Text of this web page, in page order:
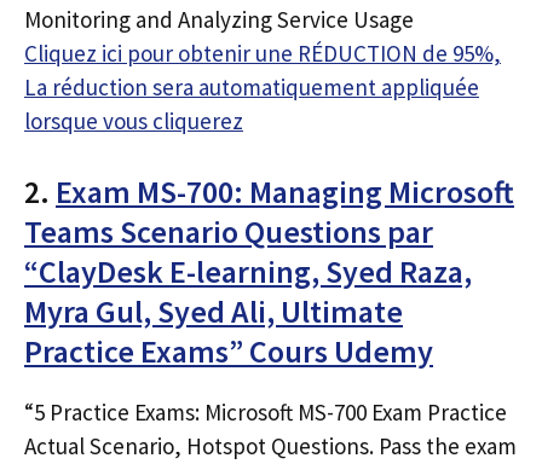
Monitoring and Analyzing Service Usage
Cliquez ici pour obtenir une RÉDUCTION de 95%,
La réduction sera automatiquement appliquée
lorsque vous cliquerez
2. Exam MS-700: Managing Microsoft
Teams Scenario Questions par
“ClayDesk E-learning, Syed Raza,
Myra Gul, Syed Ali, Ultimate
Practice Exams” Cours Udemy
“5 Practice Exams: Microsoft MS-700 Exam Practice
Actual Scenario, Hotspot Questions. Pass the exam